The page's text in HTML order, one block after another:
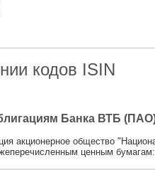
кодов ISIN
Банка ВТБ
акционерное общество
ценным бумагам: